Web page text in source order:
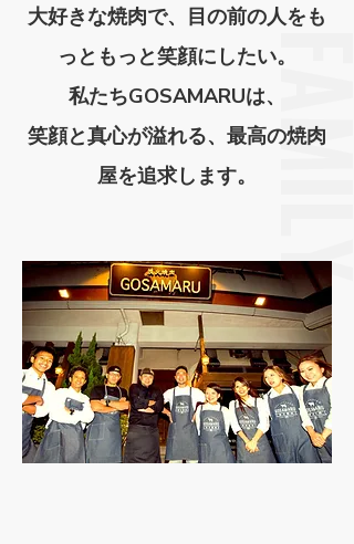
大好きな焼肉で、目の前の人をも
っともっと笑顔にしたい。
私たちGOSAMARUは、
笑顔と真心が溢れる、最高の焼肉
屋を追求します。